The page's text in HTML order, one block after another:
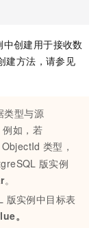
中创建用于接收数
建方法，请参见
类型与源
例如，若
ObjectId 类型，
版实例
。
版实例中目标表
。